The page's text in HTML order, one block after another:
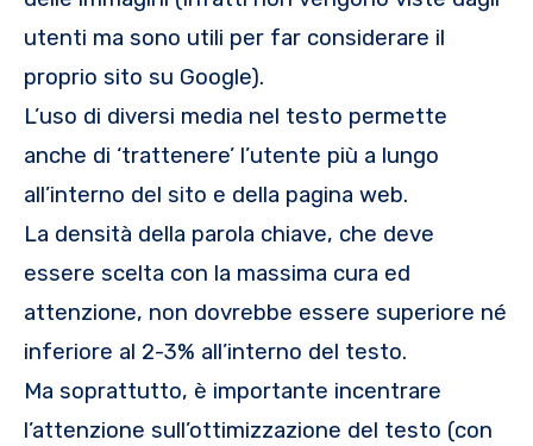
utenti ma sono utili per far considerare il
proprio sito su Google).
L’uso di diversi media nel testo permette
anche di ‘trattenere’ l’utente più a lungo
all’interno del sito e della pagina web.
La densità della parola chiave, che deve
essere scelta con la massima cura ed
attenzione, non dovrebbe essere superiore né
inferiore al 2-3% all’interno del testo.
Ma soprattutto, è importante incentrare
l’attenzione sull’ottimizzazione del testo (con